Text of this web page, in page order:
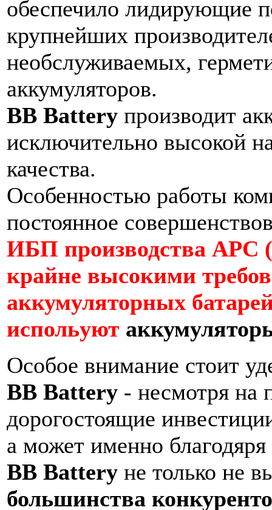
обеспечило лидирующие
крупнейших
необслуживаемых,
аккумуляторов.
BB Battery производит
исключительно высокой
качества.
Особенностью работы
постоянное
ИБП производства APC
крайне высокими
аккумуляторных
испольуют
Особое внимание стоит
BB Battery - несмотря на
дорогостоящие
а может именно
BB Battery не только не
большинства